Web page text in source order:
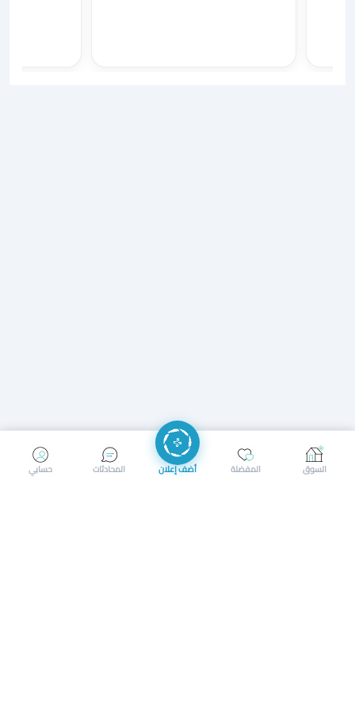
إرسال رسالة إجراء مكالمة
حسابي المحادثات أضف إعلان المفضلة السوق